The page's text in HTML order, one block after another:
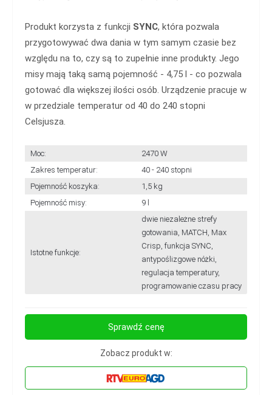
Produkt korzysta z funkcji SYNC, która pozwala
przygotowywać dwa dania w tym samym czasie bez
względu na to, czy są to zupełnie inne produkty. Jego
misy mają taką samą pojemność - 4,75 l - co pozwala
gotować dla większej ilości osób. Urządzenie pracuje w
w przedziale temperatur od 40 do 240 stopni
Celsjusza.
Moc:
2470 W
Zakres temperatur:
40 - 240 stopni
Pojemność koszyka:
1,5 kg
Pojemność misy:
9 l
Istotne funkcje:
dwie niezależne strefy
gotowania, MATCH, Max
Crisp, funkcja SYNC,
antypoślizgowe nóżki,
regulacja temperatury,
programowanie czasu pracy
Sprawdź cenę
Zobacz produkt w: